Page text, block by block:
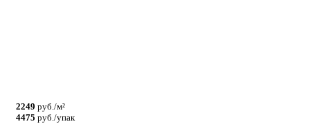
2249 руб./м²
4475 руб./упак